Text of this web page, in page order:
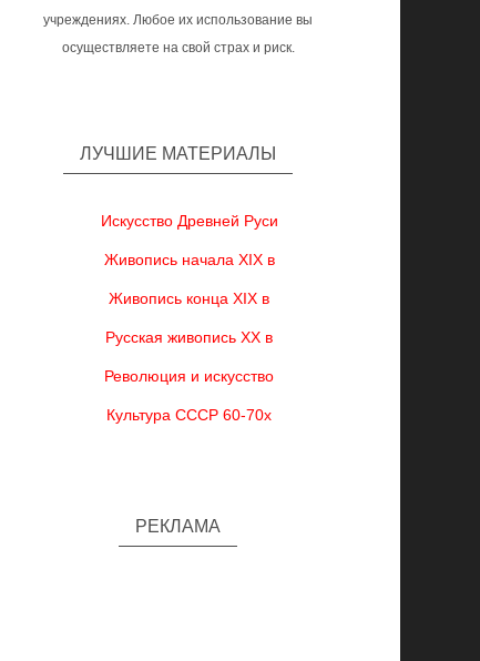
учреждениях. Любое их использование вы
осуществляете на свой страх и риск.
ЛУЧШИЕ МАТЕРИАЛЫ
Искусство Древней Руси
Живопись начала XIX в
Живопись конца XIX в
Русская живопись XX в
Революция и искусство
Культура СССР 60-70х
РЕКЛАМА